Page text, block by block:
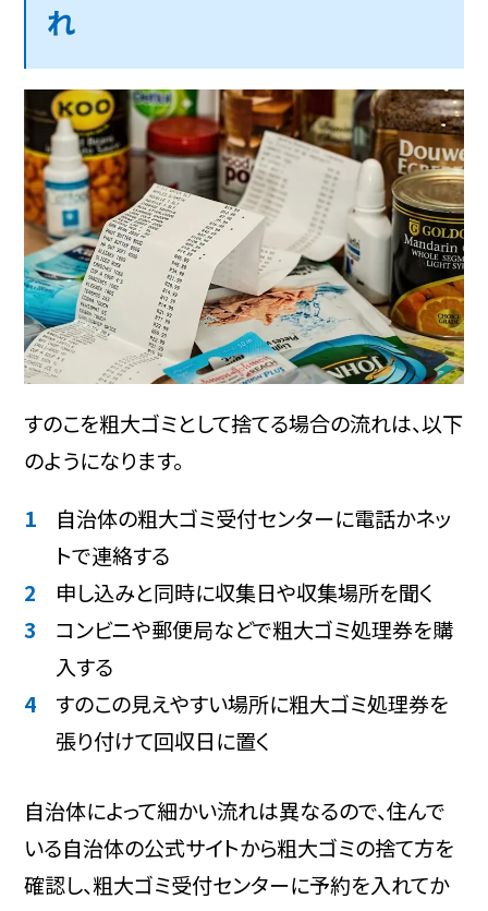
れ
すのこを粗大ゴミとして捨てる場合の流れは、以下
のようになります。
自治体の粗大ゴミ受付センターに電話かネッ
トで連絡する
申し込みと同時に収集日や収集場所を聞く
コンビニや郵便局などで粗大ゴミ処理券を購
入する
すのこの見えやすい場所に粗大ゴミ処理券を
張り付けて回収日に置く
自治体によって細かい流れは異なるので、住んで
いる自治体の公式サイトから粗大ゴミの捨て方を
確認し、粗大ゴミ受付センターに予約を入れてか